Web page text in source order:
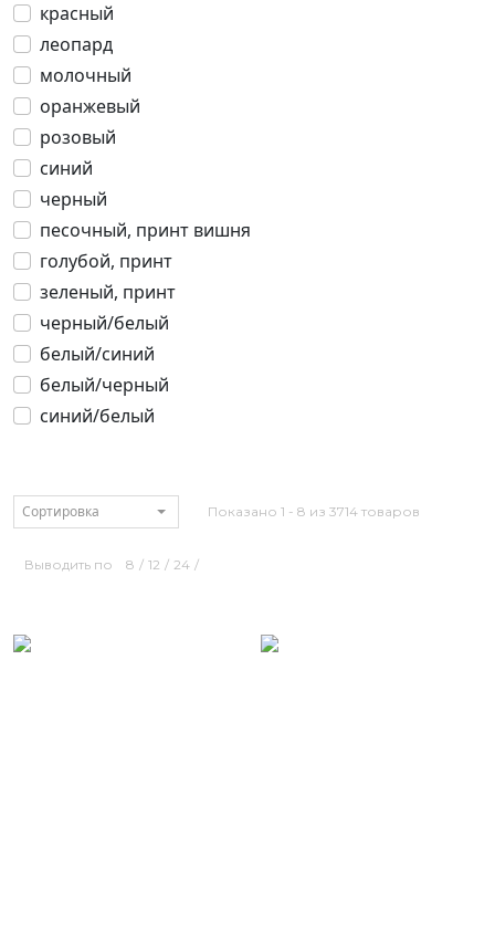
красный
леопард
молочный
оранжевый
розовый
синий
черный
песочный, принт вишня
голубой, принт
зеленый, принт
черный/белый
белый/синий
белый/черный
синий/белый
Сортировка Показано 1 - 8 из 3714 товаров
Выводить по 8 / 12 / 24 /